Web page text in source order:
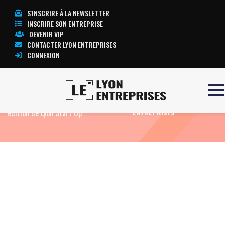
S'INSCRIRE À LA NEWSLETTER
INSCRIRE SON ENTREPRISE
DEVENIR VIP
CONTACTER LYON ENTREPRISES
CONNEXION
Remise des prix de la 13e
édition de Lyon Start Up
TOUTE L’ACTUALITÉ LYON
ENTREPRISES